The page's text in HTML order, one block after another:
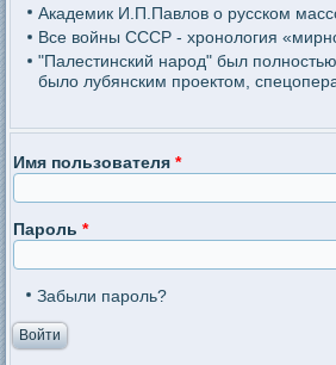
Академик И.П.Павлов о русском
Все войны СССР - хронология
"Палестинский народ" был
было лубянским проектом,
Имя пользователя*
Пароль*
Забыли пароль?